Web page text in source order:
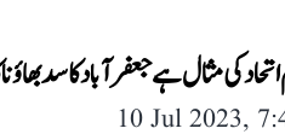
کی مثال ہے جعفرآباد کا
10 Jul 2023,